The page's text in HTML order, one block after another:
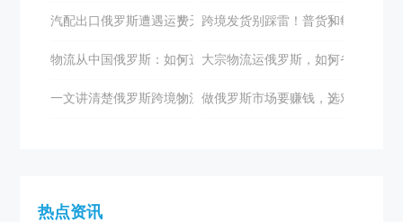
汽配出口俄罗斯遭遇运费天价与时效困境？立德国际助您破局！
跨境发货别踩雷！普货和敏感货到
物流从中国俄罗斯：如何选择专业的物流服务商？
大宗物流运俄罗斯，如何省心又高
一文讲清楚俄罗斯跨境物流专线做俄罗斯市场要赚钱，选对物流很
热点资讯